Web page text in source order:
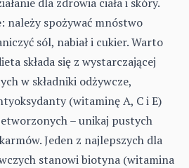
: należy spożywać mnóstwo
sól, nabiał i cukier. Warto
składa się z wystarczającej
w składniki odżywcze,
(witaminę A, C i E)
– unikaj pustych
Jeden z najlepszych dla
stanowi biotyna (witamina